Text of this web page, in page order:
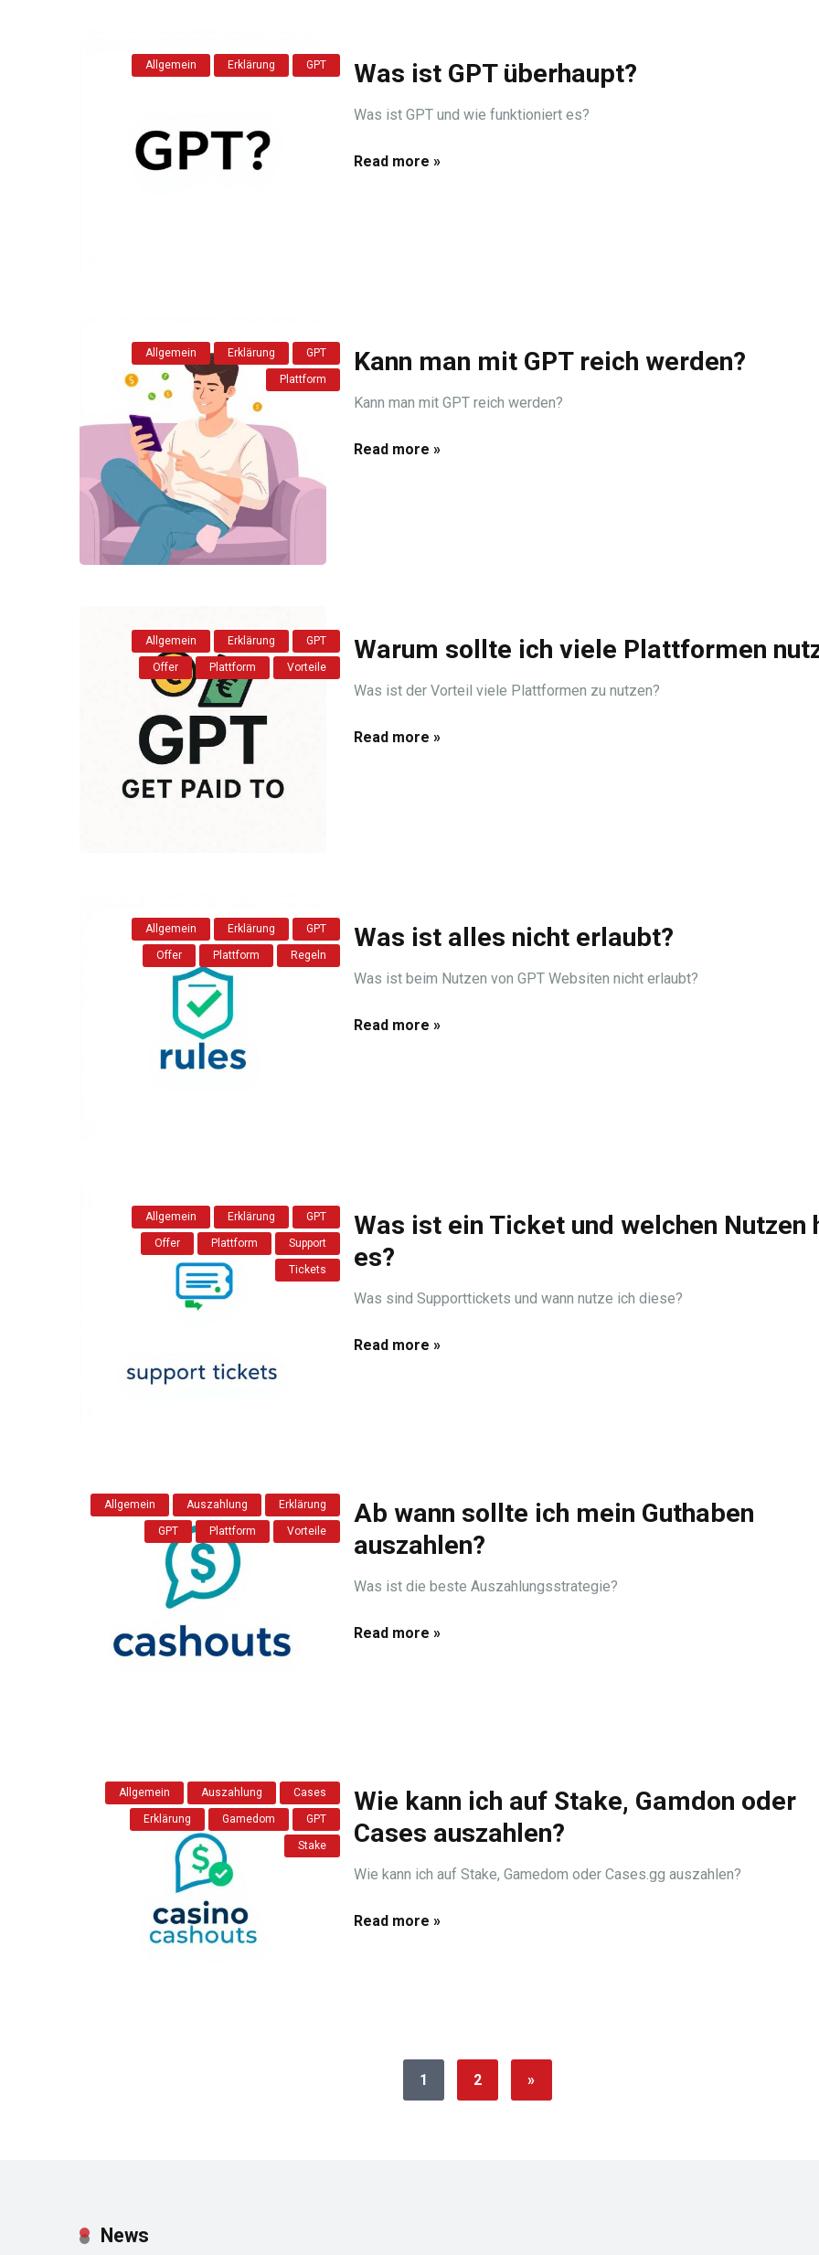
Allgemein Erklärung GPT Was ist GPT überhaupt?
Was ist GPT und wie funktioniert es?
Read more »
Allgemein Erklärung GPT
Plattform
Kann man mit GPT reich werden?
Kann man mit GPT reich werden?
Read more »
Allgemein Erklärung GPT
Offer Plattform Vorteile
Warum sollte ich viele Plattformen
Was ist der Vorteil viele Plattformen zu nutzen?
Read more »
Allgemein Erklärung GPT
Offer Plattform Regeln
Was ist alles nicht erlaubt?
Was ist beim Nutzen von GPT Websiten nicht erlaubt?
Read more »
Allgemein Erklärung GPT
Offer Plattform Support
Tickets
Was ist ein Ticket und welchen Nutzen
es?
Was sind Supporttickets und wann nutze ich diese?
Read more »
Allgemein Auszahlung Erklärung
GPT Plattform Vorteile
Ab wann sollte ich mein Guthaben
auszahlen?
Was ist die beste Auszahlungsstrategie?
Read more »
Allgemein Auszahlung Cases
Erklärung Gamedom GPT
Stake
Wie kann ich auf Stake, Gamdon oder
Cases auszahlen?
Wie kann ich auf Stake, Gamedom oder Cases.gg auszahlen?
Read more »
1 2 »
News